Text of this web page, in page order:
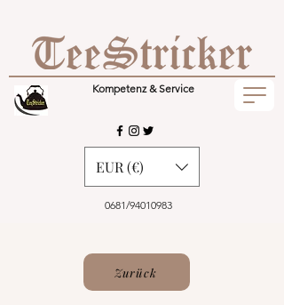
Kompetenz & Service
0681/94010983
EUR (€)
Zurück